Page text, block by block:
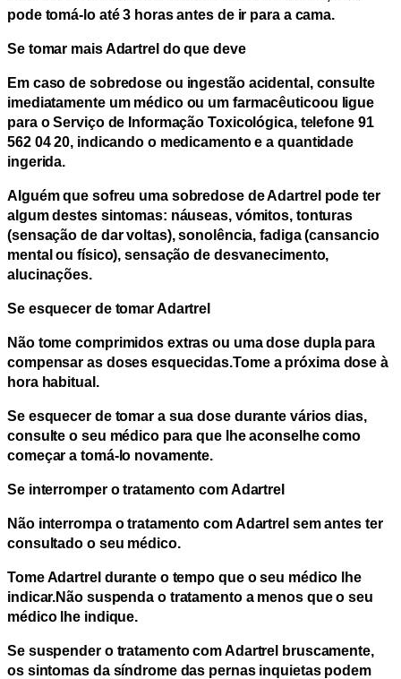
pode tomá-lo até 3 horas antes de ir para a cama.
Se tomar mais Adartrel do que deve
Em caso de sobredose ou ingestão acidental, consulte
imediatamente um médico ou um farmacêuticoou ligue
para o Serviço de Informação Toxicológica, telefone 91
562 04 20, indicando o medicamento e a quantidade
ingerida.
Alguém que sofreu uma sobredose de Adartrel pode ter
algum destes sintomas: náuseas, vómitos, tonturas
(sensação de dar voltas), sonolência, fadiga (cansancio
mental ou físico), sensação de desvanecimento,
alucinações.
Se esquecer de tomar Adartrel
Não tome comprimidos extras ou uma dose dupla para
compensar as doses esquecidas.Tome a próxima dose à
hora habitual.
Se esquecer de tomar a sua dose durante vários dias,
consulte o seu médico para que lhe aconselhe como
começar a tomá-lo novamente.
Se interromper o tratamento com Adartrel
Não interrompa o tratamento com Adartrel sem antes ter
consultado o seu médico.
Tome Adartrel durante o tempo que o seu médico lhe
indicar.Não suspenda o tratamento a menos que o seu
médico lhe indique.
Se suspender o tratamento com Adartrel bruscamente,
os sintomas da síndrome das pernas inquietas podem